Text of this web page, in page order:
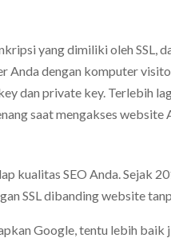
yang dimiliki oleh SSL,
Anda dengan komputer
dan private key. Terlebih
saat mengakses website
kualitas SEO Anda. Sejak
SSL dibanding website tanpa
Google, tentu lebih baik